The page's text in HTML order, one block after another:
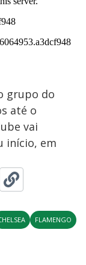
grupo do
até o
vai
início, em
FLAMENGO